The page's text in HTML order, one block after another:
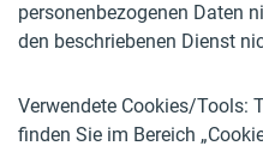
personenbezogenen Daten
den beschriebenen Dienst
Verwendete Cookies/Tools:
finden Sie im Bereich